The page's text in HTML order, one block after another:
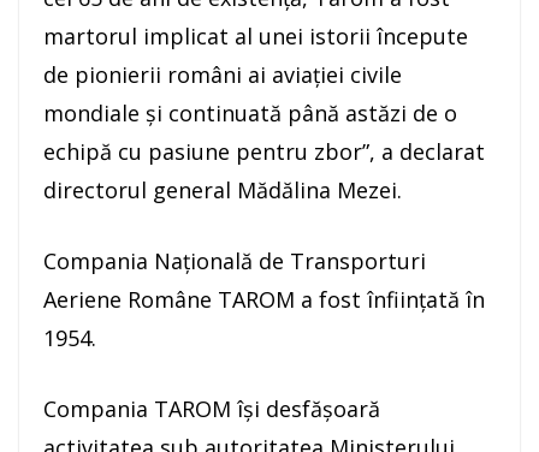
martorul implicat al unei istorii începute
de pionierii români ai aviaţiei civile
mondiale şi continuată până astăzi de o
echipă cu pasiune pentru zbor”, a declarat
directorul general Mădălina Mezei.
Compania Naţională de Transporturi
Aeriene Române TAROM a fost înfiinţată în
1954.
Compania TAROM îşi desfăşoară